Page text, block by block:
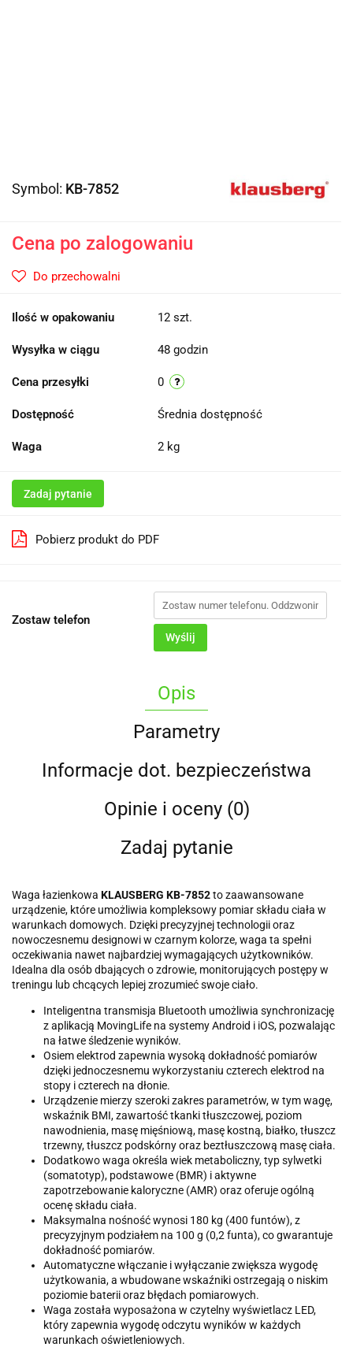
Symbol: KB-7852
Cena po zalogowaniu
Do przechowalni
Ilość w opakowaniu 12 szt.
Wysyłka w ciągu 48 godzin
Cena przesyłki 0
Dostępność Średnia dostępność
Waga 2 kg
Zadaj pytanie
Pobierz produkt do PDF
Zostaw telefon
Wyślij
Opis
Parametry
Informacje dot. bezpieczeństwa
Opinie i oceny (0)
Zadaj pytanie
Waga łazienkowa KLAUSBERG KB-7852to zaawansowane
urządzenie, które umożliwia kompleksowy pomiar składu ciała w
warunkach domowych. Dzięki precyzyjnej technologii oraz
nowoczesnemu designowi w czarnym kolorze, waga ta spełni
oczekiwania nawet najbardziej wymagających użytkowników.
Idealna dla osób dbających o zdrowie, monitorujących postępy w
treningu lub chcących lepiej zrozumieć swoje ciało.
Inteligentna transmisja Bluetooth umożliwia synchronizację
z aplikacją MovingLife na systemy Android i iOS, pozwalając
na łatwe śledzenie wyników.
Osiem elektrod zapewnia wysoką dokładność pomiarów
dzięki jednoczesnemu wykorzystaniu czterech elektrod na
stopy i czterech na dłonie.
Urządzenie mierzy szeroki zakres parametrów, w tym wagę,
wskaźnik BMI, zawartość tkanki tłuszczowej, poziom
nawodnienia, masę mięśniową, masę kostną, białko, tłuszcz
trzewny, tłuszcz podskórny oraz beztłuszczową masę ciała.
Dodatkowo waga określa wiek metaboliczny, typ sylwetki
(somatotyp), podstawowe (BMR) i aktywne
zapotrzebowanie kaloryczne (AMR) oraz oferuje ogólną
ocenę składu ciała.
Maksymalna nośność wynosi 180 kg (400 funtów), z
precyzyjnym podziałem na 100 g (0,2 funta), co gwarantuje
dokładność pomiarów.
Automatyczne włączanie i wyłączanie zwiększa wygodę
użytkowania, a wbudowane wskaźniki ostrzegają o niskim
poziomie baterii oraz błędach pomiarowych.
Waga została wyposażona w czytelny wyświetlacz LED,
który zapewnia wygodę odczytu wyników w każdych
warunkach oświetleniowych.